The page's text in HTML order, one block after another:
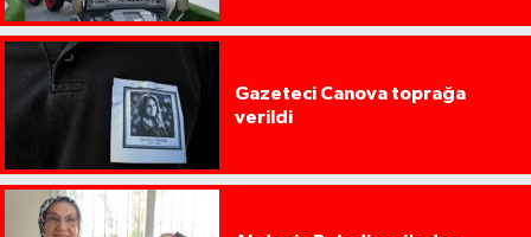
Gazeteci Canova toprağa
verildi